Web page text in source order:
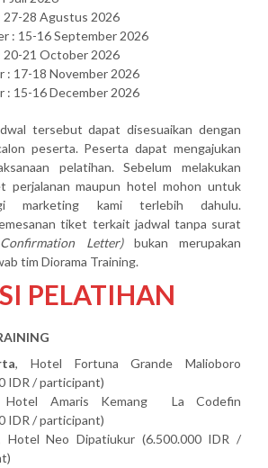
27-28 Agustus 2026
: 15-16 September 2026
21 October 2026
: 17-18 November 2026
: 15-16 December 2026
tersebut dapat disesuaikan dengan
peserta. Peserta dapat mengajukan
pelatihan. Sebelum melakukan
perjalanan maupun hotel mohon untuk
marketing kami terlebih dahulu.
tiket terkait jadwal tanpa surat
Confirmation Letter)bukan merupakan
tim Diorama Training.
PELATIHAN
, Hotel Fortuna Grande Malioboro
IDR / participant)
Amaris Kemang La Codefin
IDR / participant)
Hotel Neo Dipatiukur (6.500.000 IDR /